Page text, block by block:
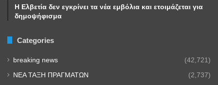
Η Ελβετία δεν εγκρίνει τα νέα εμβόλια και ετοιμάζεται για
δημοψήφισμα
Categories
breaking news (42,721)
NEA TAΞΗ ΠΡΑΓΜΑΤΩΝ (2,737)